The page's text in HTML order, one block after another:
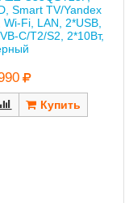
Smart TV/Yandex
Wi-Fi, LAN, 2*USB,
C/T2/S2, 2*10Вт,